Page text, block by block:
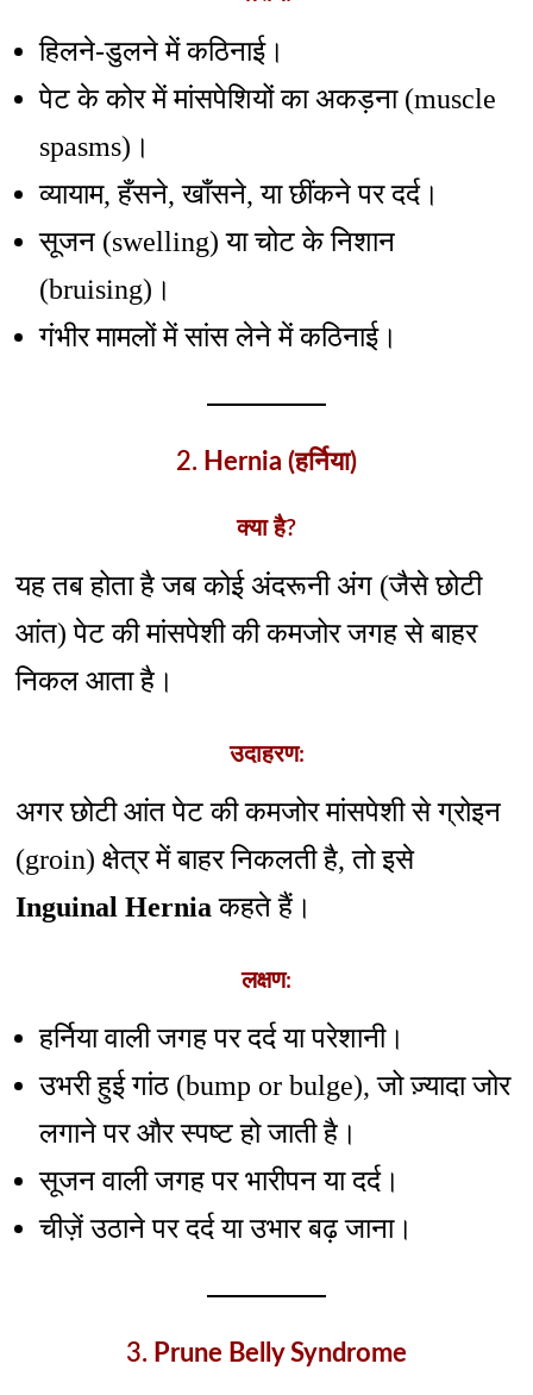
हिलने-डुलने में कठिनाई।
पेट के कोर में मांसपेशियों का अकड़ना (muscle
spasms)।
व्यायाम, हँसने, खाँसने, या छींकने पर दर्द।
सूजन (swelling) या चोट के निशान
(bruising)।
गंभीर मामलों में सांस लेने में कठिनाई।
2. Hernia (हर्निया)
क्या है?
यह तब होता है जब कोई अंदरूनी अंग (जैसे छोटी
आंत) पेट की मांसपेशी की कमजोर जगह से बाहर
निकल आता है।
उदाहरण:
अगर छोटी आंत पेट की कमजोर मांसपेशी से ग्रोइन
(groin) क्षेत्र में बाहर निकलती है, तो इसे
Inguinal Hernia कहते हैं।
लक्षण:
हर्निया वाली जगह पर दर्द या परेशानी।
उभरी हुई गांठ (bump or bulge), जो ज़्यादा जोर
लगाने पर और स्पष्ट हो जाती है।
सूजन वाली जगह पर भारीपन या दर्द।
चीज़ें उठाने पर दर्द या उभार बढ़ जाना।
3. Prune Belly Syndrome